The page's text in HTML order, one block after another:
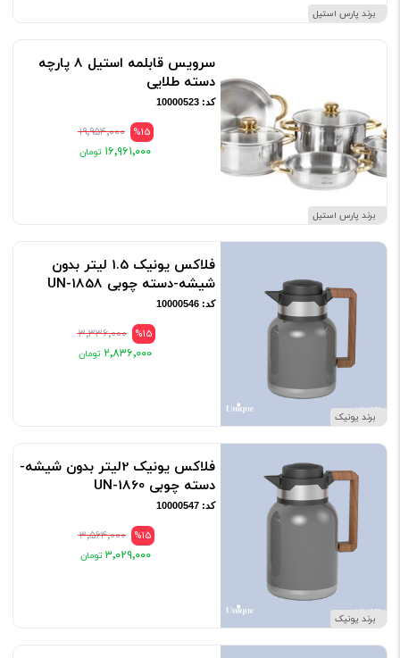
برند پارس استیل
برند پارس استیل
سرویس قابلمه استیل 8 پارچه
دسته طلایی
کد: 10000523
%15 ۱۹٬۹۵۴٬۰۰۰
۱۶٬۹۶۱٬۰۰۰
برند یونیک
فلاکس یونیک 1.5 لیتر بدون
شیشه-دسته چوبی UN-1858
کد: 10000546
%15 ۳٬۳۳۶٬۰۰۰
۲٬۸۳۶٬۰۰۰
برند یونیک
فلاکس یونیک 2لیتر بدون شیشه-
دسته چوبی UN-1860
کد: 10000547
%15 ۳٬۵۶۴٬۰۰۰
۳٬۰۲۹٬۰۰۰